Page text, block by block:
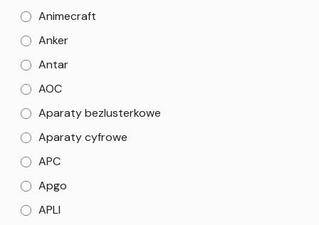
Animecraft
Anker
Antar
AOC
Aparaty bezlusterkowe
Aparaty cyfrowe
APC
Apgo
APLI